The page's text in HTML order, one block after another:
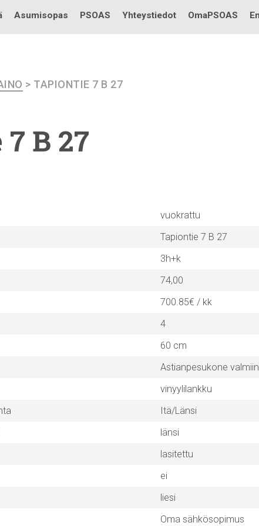
Testi
Asumisopas PSOAS Yhteystiedot OmaPSOAS
> TAPIONTIE 7 B 27
B 27
vuokrattu
Tapiontie 7 B 27
3h+k
74,00
700.85€ / kk
4
60 cm
Astianpesukone
vinyylilankku
Itä/Länsi
länsi
lasitettu
ei
liesi
Oma sähkösopimus